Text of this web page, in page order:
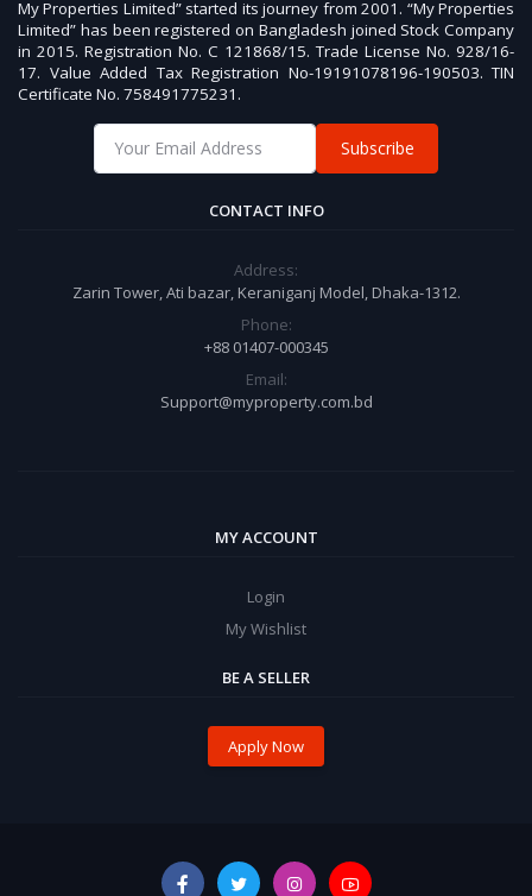
My Properties Limited” started its journey from 2001. “My Properties
Limited” has been registered on Bangladesh joined Stock Company
in 2015. Registration No. C 121868/15. Trade License No. 928/16-
17. Value Added Tax Registration No-19191078196-190503. TIN
Certificate No. 758491775231.
Subscribe
CONTACT INFO
Address:
Zarin Tower, Ati bazar, Keraniganj Model, Dhaka-1312.
Phone:
+88 01407-000345
Email:
Support@myproperty.com.bd
MY ACCOUNT
Login
My Wishlist
BE A SELLER
Apply Now